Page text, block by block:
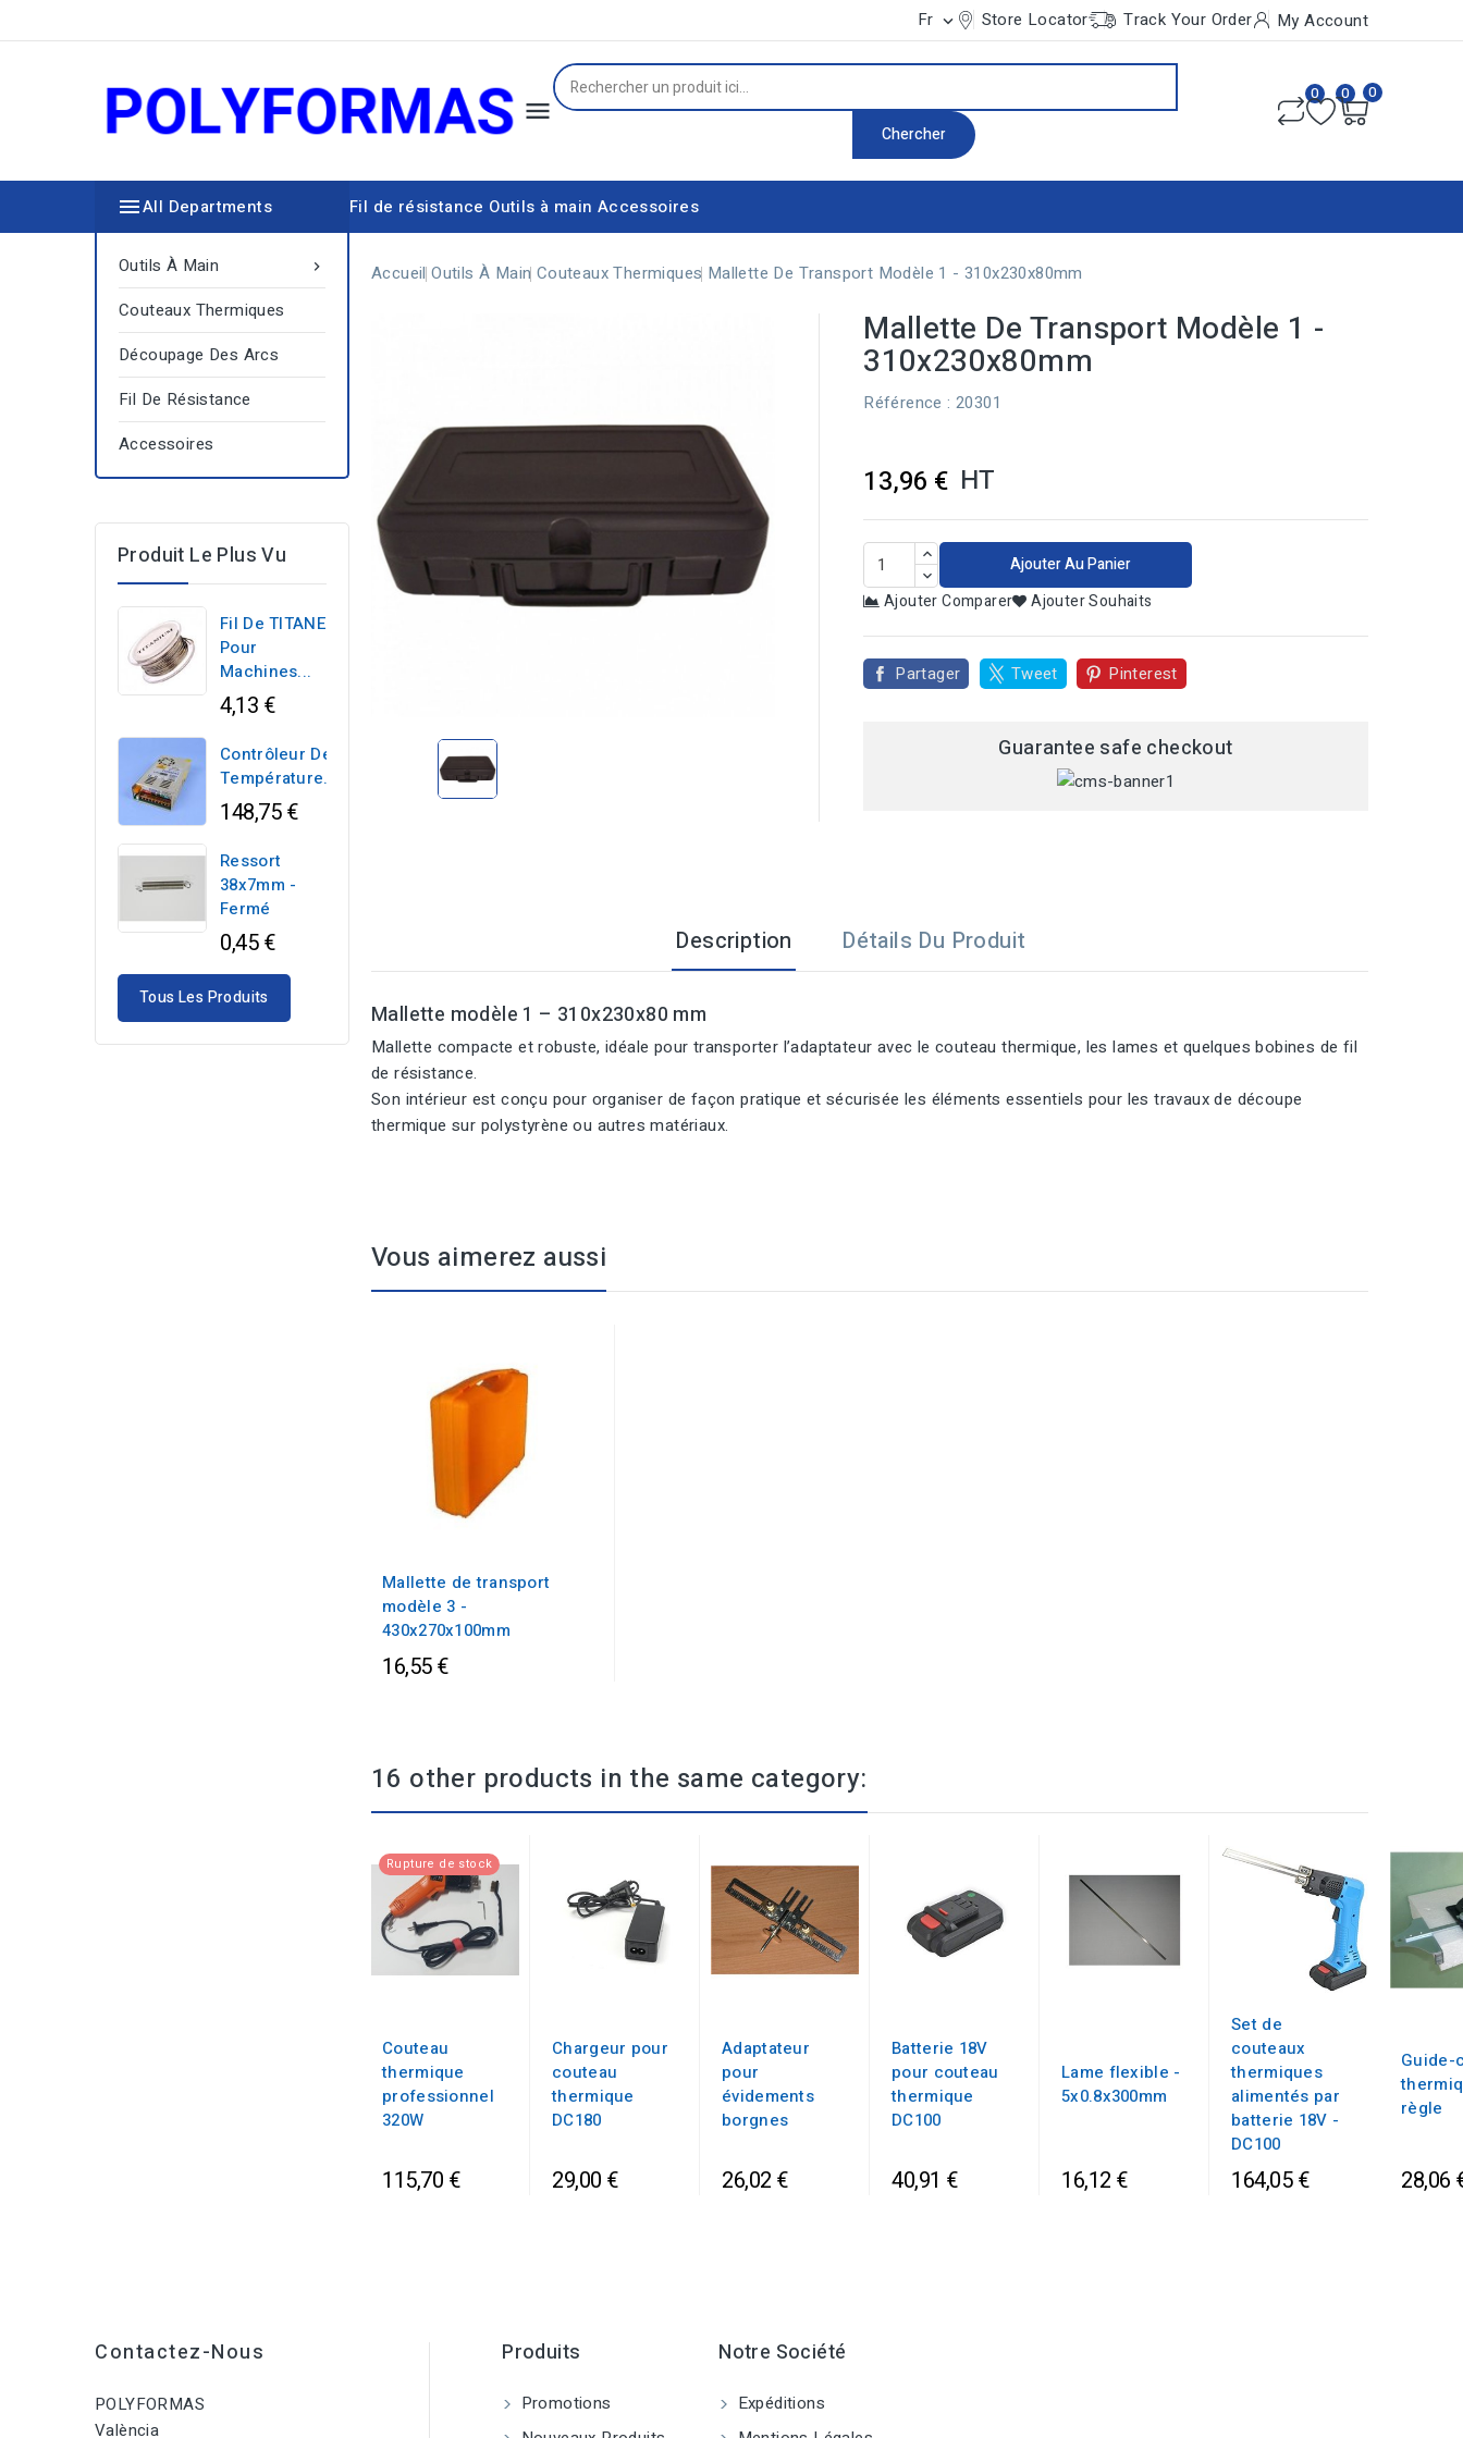
Fr  Store Locator Track Your Order My Account

Chercher
0 0 0
Fil de résistance Outils à main Accessoires
All Departments

Outils À Main
Couteaux Thermiques
Découpage Des Arcs
Fil De Résistance
Accessoires
Produit Le Plus Vu
Fil De TITANE
Pour
Machines...
4,13 €
Contrôleur De
Température...
148,75 €
Ressort
38x7mm -
Fermé
0,45 €
Tous Les Produits
Accueil Outils À Main Couteaux Thermiques Mallette De Transport Modèle 1 - 310x230x80mm
Mallette De Transport Modèle 1 -
310x230x80mm
Référence : 20301
13,96 € HT
Ajouter Au Panier
Ajouter Comparer
Ajouter Souhaits
Partager Tweet Pinterest
Guarantee safe checkout
Description Détails Du Produit
Mallette modèle 1 – 310x230x80 mm
Mallette compacte et robuste, idéale pour transporter l’adaptateur avec le couteau thermique, les lames et quelques bobines de fil
de résistance.
Son intérieur est conçu pour organiser de façon pratique et sécurisée les éléments essentiels pour les travaux de découpe
thermique sur polystyrène ou autres matériaux.
Vous aimerez aussi
Mallette de transport
modèle 3 -
430x270x100mm
16,55 €
16 other products in the same category:
Rupture de stock
Couteau
thermique
professionnel
320W
115,70 €
Chargeur pour
couteau
thermique
DC180
29,00 €
Adaptateur
pour
évidements
borgnes
26,02 €
Batterie 18V
pour couteau
thermique
DC100
40,91 €
Lame flexible -
5x0.8x300mm
16,12 €
Set de
couteaux
thermiques
alimentés par
batterie 18V -
DC100
164,05 €
Guide-
règle
28,06
Contactez-Nous
POLYFORMAS
València
Produits
Promotions
Notre Société
Expéditions